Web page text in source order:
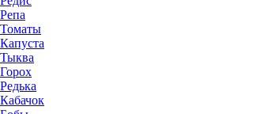
Репа
Томаты
Капуста
Тыква
Горох
Редька
Кабачок